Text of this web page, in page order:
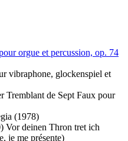
orgue et percussion, op. 74
vibraphone, glockenspiel et
Tremblant de Sept Faux pour
(1978)
Vor deinen Thron tret ich
je me présente)